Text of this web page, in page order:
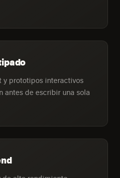
y prototipos interactivos
antes de escribir una sola